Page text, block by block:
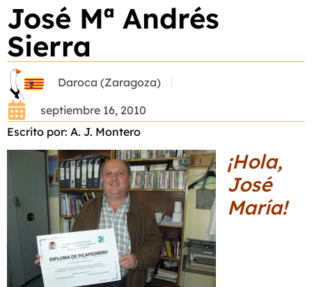
José Mª Andrés
Sierra
Daroca (Zaragoza)
septiembre 16, 2010
Escrito por: A. J. Montero
¡Hola,
José
María!